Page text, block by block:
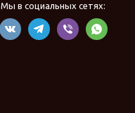
Мы в социальных сетях: